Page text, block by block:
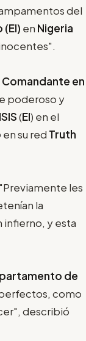
del
en Nigeria
Comandante en
poderoso y
ISIS(EI) en el
en su red Truth
les
la
infierno, y esta
de
como
describió